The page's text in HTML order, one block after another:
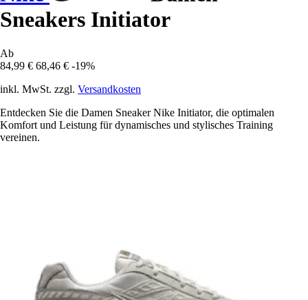
Sneakers Initiator
Ab
84,99 € 68,46 € -19%
inkl. MwSt. zzgl. Versandkosten
Entdecken Sie die Damen Sneaker Nike Initiator, die optimalen
Komfort und Leistung für dynamisches und stylisches Training
vereinen.